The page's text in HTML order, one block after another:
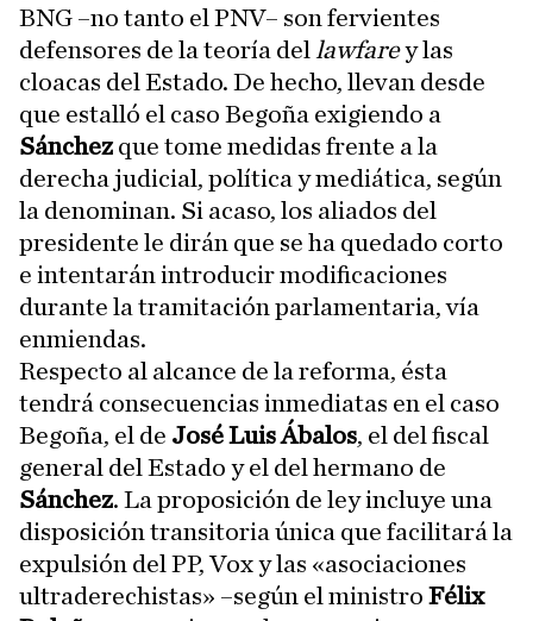
BNG –no tanto el PNV– son fervientes
defensores de la teoría del lawfarey las
cloacas del Estado. De hecho, llevan desde
que estalló el caso Begoña exigiendo a
Sánchezque tome medidas frente a la
derecha judicial, política y mediática, según
la denominan. Si acaso, los aliados del
presidente le dirán que se ha quedado corto
e intentarán introducir modificaciones
durante la tramitación parlamentaria, vía
enmiendas.
Respecto al alcance de la reforma, ésta
tendrá consecuencias inmediatas en el caso
Begoña, el de José Luis Ábalos, el del fiscal
general del Estado y el del hermano de
Sánchez. La proposición de ley incluye una
disposición transitoria única que facilitará la
expulsión del PP, Vox y las «asociaciones
ultraderechistas» –según el ministro Félix